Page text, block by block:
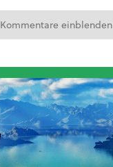
Kommentare einblenden